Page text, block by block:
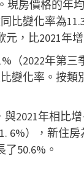
現房價格的年
比變化率為
，比2021年增
（2022年第三
變化率。按
2021年相比
6%），新住
50.6%。